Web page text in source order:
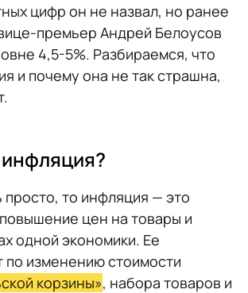
цифр он не назвал, но ранее
премьер Андрей Белоусов
4,5-5%. Разбираемся, что
и почему она не так страшна,
просто, то инфляция — это
цен на товары и
одной экономики. Ее
по изменению стоимости
корзины», набора товаров и